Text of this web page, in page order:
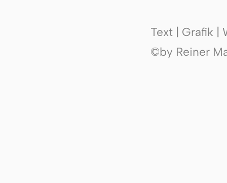
Text | Grafik |
©by Reiner